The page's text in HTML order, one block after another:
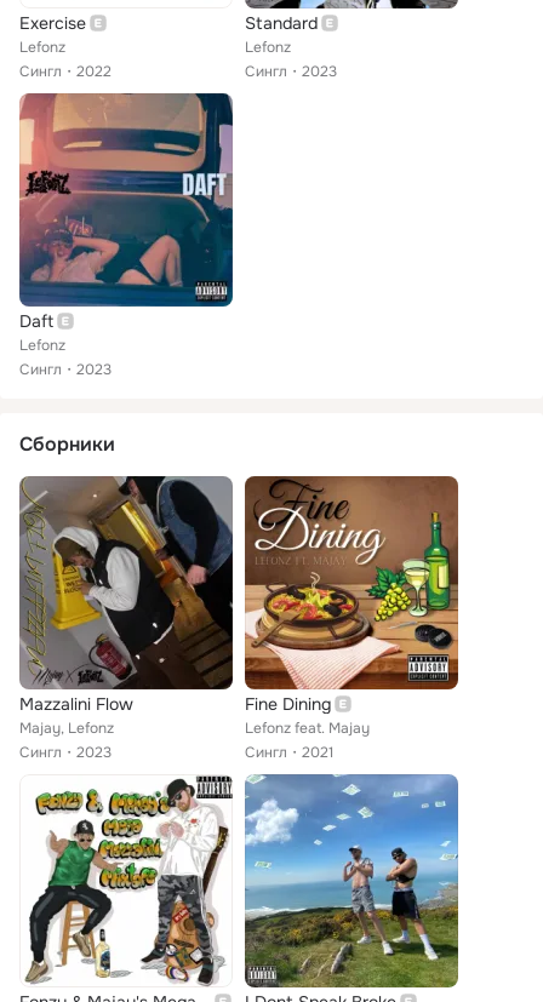
Exercise
Lefonz
Сингл
2022
Standard
Lefonz
Сингл
2023
Daft
Lefonz
Сингл
2023
Сборники
Mazzalini Flow
Majay, Lefonz
Сингл
2023
Fine Dining
Lefonz feat. Majay
Сингл
2021